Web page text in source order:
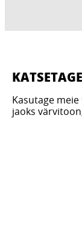
Kasutage
jaoks